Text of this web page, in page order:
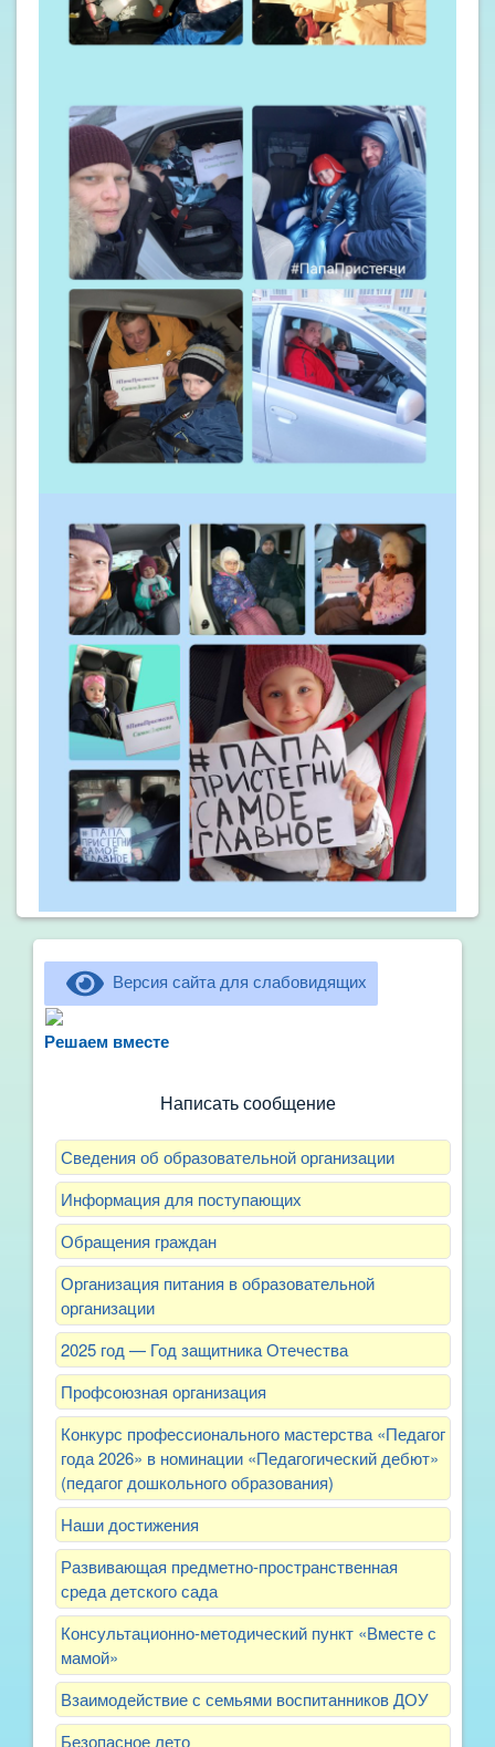
Версия сайта для слабовидящих
Решаем вместерассказать о воспитателях? Знаете, как
Написать сообщение
Сведения об образовательной организации
Информация для поступающих
Обращения граждан
Организация питания в образовательной
организации
2025 год — Год защитника Отечества
Профсоюзная организация
Конкурс профессионального мастерства «Педагог
года 2026» в номинации «Педагогический дебют»
(педагог дошкольного образования)
Наши достижения
Развивающая предметно-пространственная
среда детского сада
Консультационно-методический пункт «Вместе с
мамой»
Взаимодействие с семьями воспитанников ДОУ
Безопасное лето